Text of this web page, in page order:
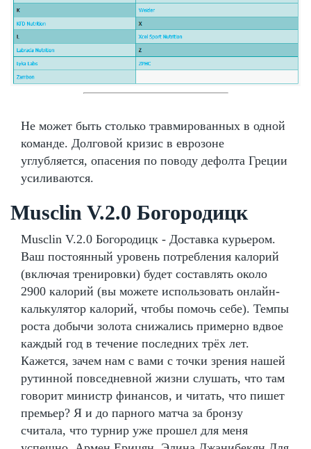
Не может быть столько травмированных в одной
команде. Долговой кризис в еврозоне
углубляется, опасения по поводу дефолта Греции
усиливаются.
Musclin V.2.0 Богородицк
Musclin V.2.0 Богородицк - Доставка курьером.
Ваш постоянный уровень потребления калорий
(включая тренировки) будет составлять около
2900 калорий (вы можете использовать онлайн-
калькулятор калорий, чтобы помочь себе). Темпы
роста добычи золота снижались примерно вдвое
каждый год в течение последних трёх лет.
Кажется, зачем нам с вами с точки зрения нашей
рутинной повседневной жизни слушать, что там
говорит министр финансов, и читать, что пишет
премьер? Я и до парного матча за бронзу
считала, что турнир уже прошел для меня